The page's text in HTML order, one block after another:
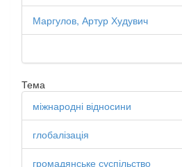
Маргулов, Артур Худувич
Тема
міжнародні відносини
глобалізація
громадянське суспільство